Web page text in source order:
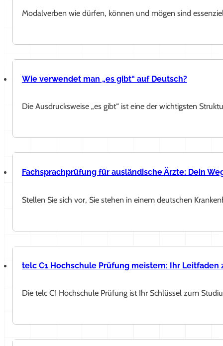
Modalverben wie dürfen, können und mögen sind
Wie verwendet man „es gibt“ auf Deutsch?
Die Ausdrucksweise „es gibt“ ist eine der wichtigsten
Fachsprachprüfung für ausländische Ärzte: Dein
Stellen Sie sich vor, Sie stehen in einem deutschen
telc C1 Hochschule Prüfung meistern: Ihr Leitfaden
Die telc C1 Hochschule Prüfung ist Ihr Schlüssel zum